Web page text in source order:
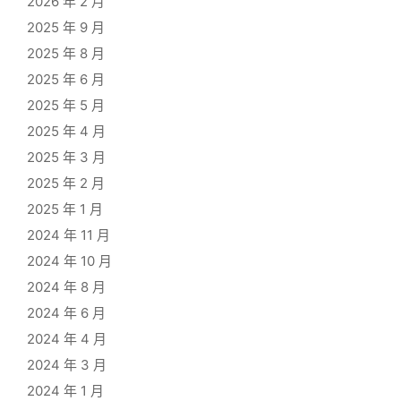
2025 年 9 月
2025 年 8 月
2025 年 6 月
2025 年 5 月
2025 年 4 月
2025 年 3 月
2025 年 2 月
2025 年 1 月
2024 年 11 月
2024 年 10 月
2024 年 8 月
2024 年 6 月
2024 年 4 月
2024 年 3 月
2024 年 1 月